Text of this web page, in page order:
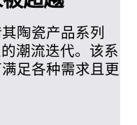
陶瓷产品系列
潮流迭代。该系
足各种需求且更